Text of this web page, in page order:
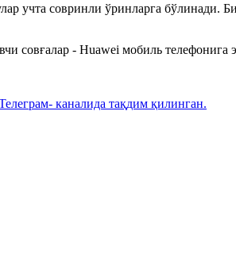
учта совринли ўринларга бўлинади.
совғалар - Huawei мобиль
каналида тақдим қилинган.